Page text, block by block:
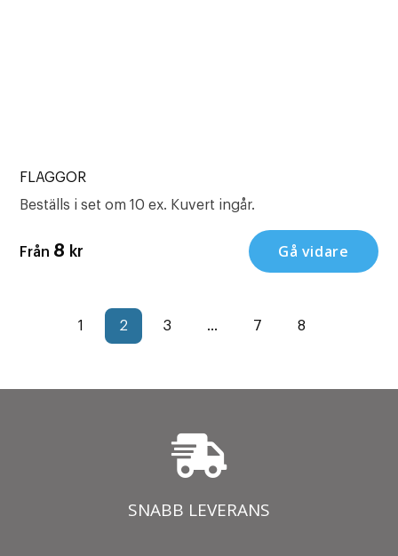
FLAGGOR
Beställs i set om 10 ex. Kuvert ingår.
Från 8 kr Gå vidare
1 2 3 … 7 8
SNABB LEVERANS